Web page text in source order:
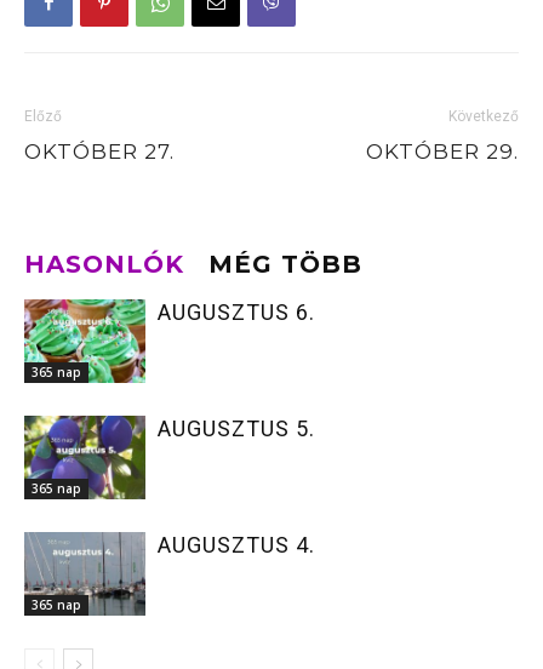
Előző
OKTÓBER 27.
Következő
OKTÓBER 29.
HASONLÓK MÉG TÖBB
365 nap
AUGUSZTUS 6.
365 nap
AUGUSZTUS 5.
365 nap
AUGUSZTUS 4.